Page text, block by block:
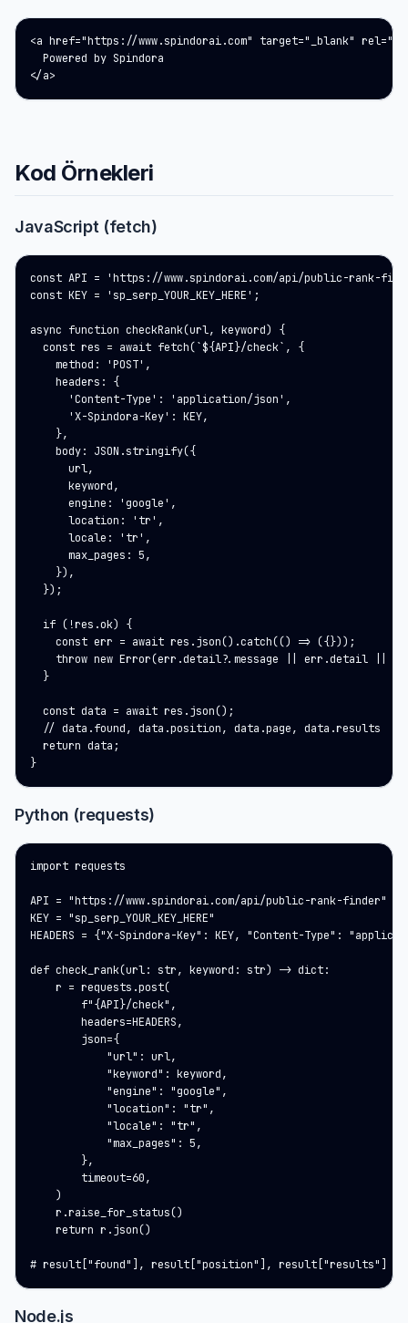
<a href="https://www.spindorai.com" target="_blank"
  Powered by Spindora
</a>
Kod Örnekleri
JavaScript (fetch)
const API = 'https://www.spindorai.com/api/public-rank-
const KEY = 'sp_serp_YOUR_KEY_HERE';
async function checkRank(url, keyword) {
  const res = await fetch(`${API}/check`, {
    method: 'POST',
    headers: {
      'Content-Type': 'application/json',
      'X-Spindora-Key': KEY,
    },
    body: JSON.stringify({
      url,
      keyword,
      engine: 'google',
      location: 'tr',
      locale: 'tr',
      max_pages: 5,
    }),
  });
  if (!res.ok) {
    const err = await res.json().catch(() => ({}));
throw new Error(err.detail?.message || err.detail ||
  }
  const data = await res.json();
  // data.found, data.position, data.page, data.results
  return data;
}
Python (requests)
import requests
API = "https://www.spindorai.com/api/public-rank-finder"
KEY = "sp_serp_YOUR_KEY_HERE"
HEADERS = {"X-Spindora-Key": KEY, "Content-Type":
def check_rank(url: str, keyword: str) -> dict:
    r = requests.post(
        f"{API}/check",
        headers=HEADERS,
        json={
            "url": url,
            "keyword": keyword,
            "engine": "google",
            "location": "tr",
            "locale": "tr",
            "max_pages": 5,
        },
        timeout=60,
    )
    r.raise_for_status()
    return r.json()
# result["found"], result["position"], result["results"]
Node.js